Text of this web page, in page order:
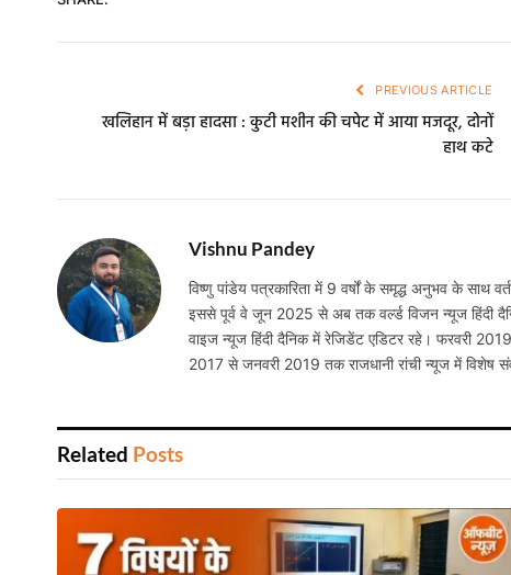
PREVIOUS ARTICLE
खलिहान में बड़ा हादसा : कुटी मशीन की चपेट में आया मजदूर, दोनों
हाथ कटे
Vishnu Pandey
विष्णु पांडेय पत्रकारिता में 9 वर्षों के समृद्ध अनुभव के साथ
इससे पूर्व वे जून 2025 से अब तक वर्ल्ड विजन न्यूज हिंदी
वाइज न्यूज हिंदी दैनिक में रेजिडेंट एडिटर रहे। फरवरी
2017 से जनवरी 2019 तक राजधानी रांची न्यूज में विशेष
Related Posts